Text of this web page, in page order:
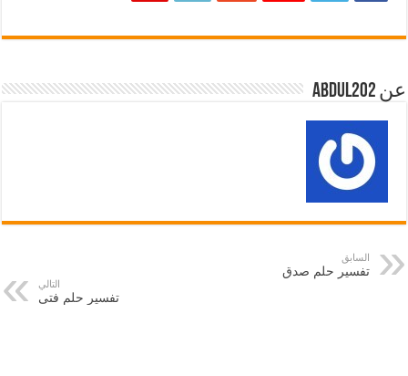
عن abdul202
السابق
تفسير حلم صدق
التالي
تفسير حلم فتى